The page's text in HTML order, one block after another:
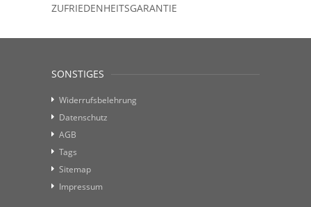
ZUFRIEDENHEITSGARANTIE
SONSTIGES
Widerrufsbelehrung
Datenschutz
AGB
Tags
Sitemap
Impressum